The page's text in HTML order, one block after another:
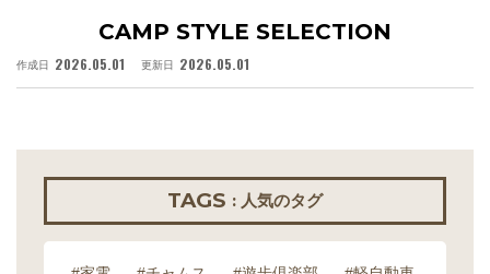
CAMP STYLE SELECTION
作成日 2026.05.01 更新日 2026.05.01
TAGS : 人気のタグ